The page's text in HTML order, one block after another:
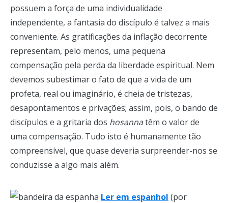
possuem a força de uma individualidade
independente, a fantasia do discípulo é talvez a mais
conveniente. As gratificações da inflação decorrente
representam, pelo menos, uma pequena
compensação pela perda da liberdade espiritual. Nem
devemos subestimar o fato de que a vida de um
profeta, real ou imaginário, é cheia de tristezas,
desapontamentos e privações; assim, pois, o bando de
discípulos e a gritaria dos hosannatêm o valor de
uma compensação. Tudo isto é humanamente tão
compreensível, que quase deveria surpreender-nos se
conduzisse a algo mais além.
Ler em espanhol (por